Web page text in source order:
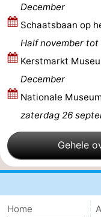
December
Schaatsbaan op
Half november
Kerstmarkt
December
Nationale
zaterdag 26
Gehele
Home